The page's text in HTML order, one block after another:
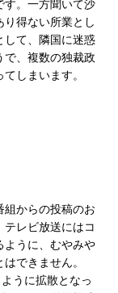
す。一方聞いて沙
得ない所業とし
して、隣国に迷惑
で、複数の独裁政
しまいます。
組からの投稿のお
レビ放送にはコ
ように、むやみや
できません。
うに拡散となっ